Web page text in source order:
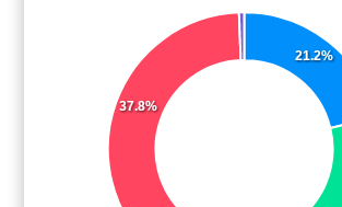
21.2%
37.8%